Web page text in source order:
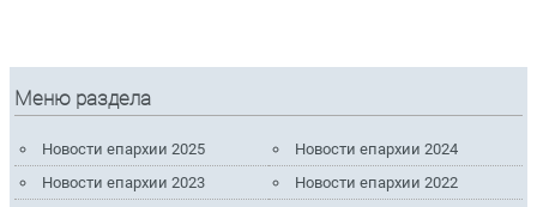
Меню раздела
Новости епархии 2025
Новости епархии 2024
Новости епархии 2023
Новости епархии 2022